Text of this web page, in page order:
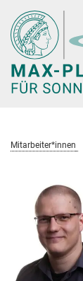
Hauptinhalt
Mitarbeiter*innen